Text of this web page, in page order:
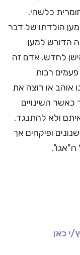
כלשהי.
הולדתו של דבר
הדורש למען
לחדש. אדם זה
פעמים רבות
אוהב או רוצה את
כאשר השינויים
ולא להתנגד.
ופיקחים אך
ה"אגו".
י כאן